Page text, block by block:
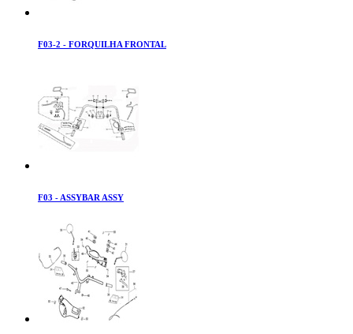
F03-2 - FORQUILHA FRONTAL
F03 - ASSYBAR ASSY